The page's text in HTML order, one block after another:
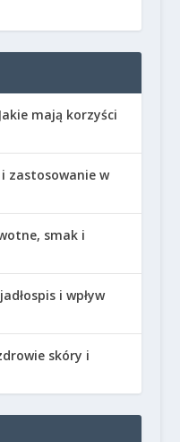
mają korzyści
i zastosowanie w
smak i
i wpływ
skóry i